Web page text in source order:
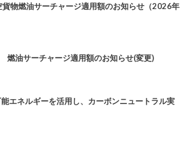
物燃油サーチャージ適用額のお知らせ（2026年
油サーチャージ適用額のお知らせ(変更)
エネルギーを活用し、カーボンニュートラル実